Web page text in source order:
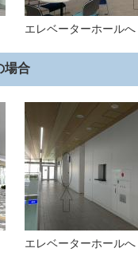
エレベーターホールへ
場合
エレベーターホールへ